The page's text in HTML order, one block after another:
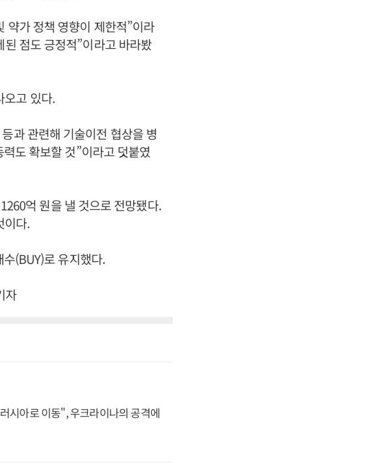
약가 정책 영향이 제한적”이라
점도 긍정적”이라고 바라봤
오고 있다.
과 관련해 기술이전 협상을 병
도 확보할 것”이라고 덧붙였
억 원을 낼 것으로 전망됐다.
이다.
(BUY)로 유지했다.
자
시아로 이동", 우크라이나의 공격에